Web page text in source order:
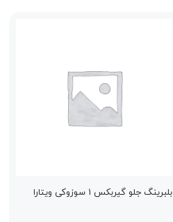
بلبرینگ جلو گیربكس 1 سوزوکی ویتارا